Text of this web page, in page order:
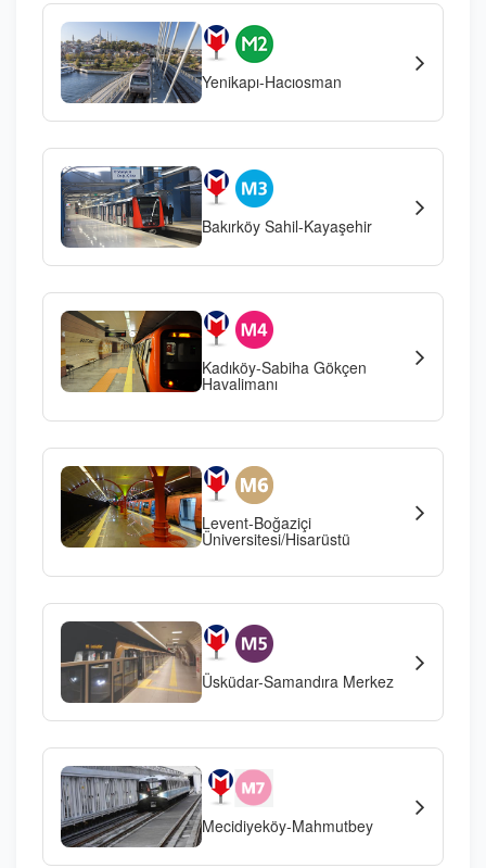
Yenikapı-Hacıosman
Bakırköy Sahil-Kayaşehir
Kadıköy-Sabiha Gökçen
Havalimanı
Levent-Boğaziçi
Üniversitesi/Hisarüstü
Üsküdar-Samandıra Merkez
Mecidiyeköy-Mahmutbey